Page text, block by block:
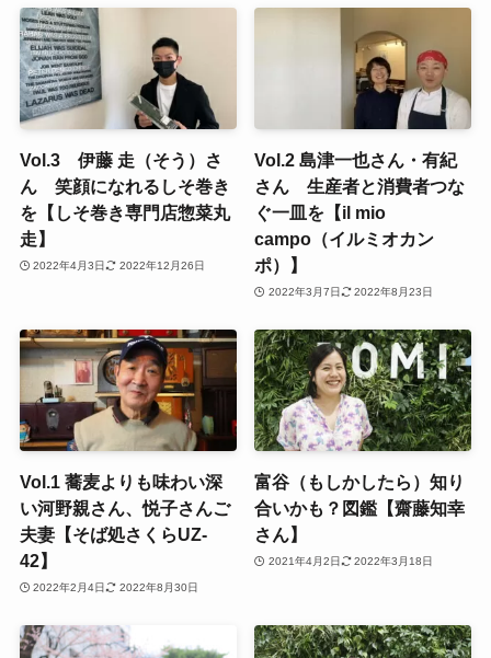
Vol.3 伊藤 走（そう）さ
ん 笑顔になれるしそ巻き
を【しそ巻き専門店惣菜丸
走】
2022年4月3日 2022年12月26日
Vol.2 島津一也さん・有紀
さん 生産者と消費者つな
ぐ一皿を【il mio
campo（イルミオカン
ポ）】
2022年3月7日 2022年8月23日
Vol.1 蕎麦よりも味わい深
い河野親さん、悦子さんご
夫妻【そば処さくらUZ-
42】
2022年2月4日 2022年8月30日
富谷（もしかしたら）知り
合いかも？図鑑【齋藤知幸
さん】
2021年4月2日 2022年3月18日